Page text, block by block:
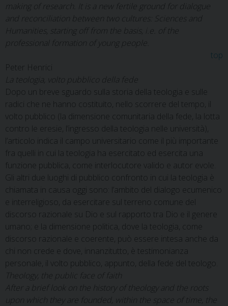
making of research. It is a new fertile ground for dialogue
and reconciliation between two cultures: Sciences and
Humanities, starting off from the basis, i.e. of the
professional formation of young people.
top
Peter Henrici
La teologia, volto pubblico della fede
Dopo un breve sguardo sulla storia della teologia e sulle
radici che ne hanno costituito, nello scorrere del tempo, il
volto pubblico (la dimensione comunitaria della fede, la lotta
contro le eresie, l’ingresso della teologia nelle università),
l’articolo indica il campo universitario come il più importante
fra quelli in cui la teologia ha esercitato ed esercita una
funzione pubblica, come interlocutore valido e autor evole.
Gli altri due luoghi di pubblico confronto in cui la teologia è
chiamata in causa oggi sono: l’ambito del dialogo ecumenico
e interreligioso, da esercitare sul terreno comune del
discorso razionale su Dio e sul rapporto tra Dio e il genere
umano; e la dimensione politica, dove la teologia, come
discorso razionale e coerente, può essere intesa anche da
chi non crede e dove, innanzitutto, è testimonianza
personale, il volto pubblico, appunto, della fede del teologo.
Theology, the public face of faith
After a brief look on the history of theology and the roots
upon which they are founded, within the space of time, the